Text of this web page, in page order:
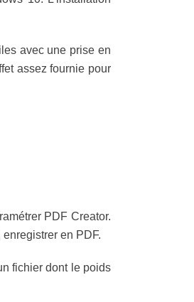
avec une prise en
assez fournie pour
PDF Creator.
en PDF.
fichier dont le poids